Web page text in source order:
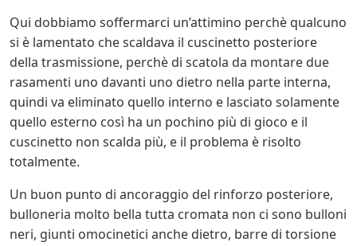
Qui dobbiamo soffermarci un’attimino perchè qualcuno
si è lamentato che scaldava il cuscinetto posteriore
della trasmissione, perchè di scatola da montare due
rasamenti uno davanti uno dietro nella parte interna,
quindi va eliminato quello interno e lasciato solamente
quello esterno così ha un pochino più di gioco e il
cuscinetto non scalda più, e il problema è risolto
totalmente.
Un buon punto di ancoraggio del rinforzo posteriore,
bulloneria molto bella tutta cromata non ci sono bulloni
neri, giunti omocinetici anche dietro, barre di torsione